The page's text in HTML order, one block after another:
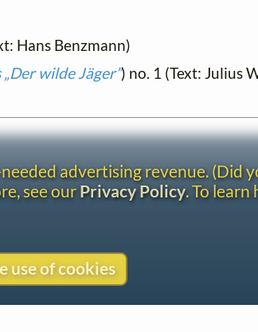
Hans Benzmann)
wilde Jäger”) no. 1 (Text: Julius
advertising revenue. (Did
see ourPrivacy Policy. To
use of cookies